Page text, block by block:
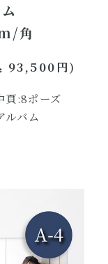
角
93,500円)
頁:8ポーズ
ルバム